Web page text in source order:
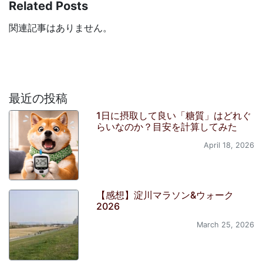
Related Posts
関連記事はありません。
最近の投稿
1日に摂取して良い「糖質」はどれぐ
らいなのか？目安を計算してみた
April 18, 2026
【感想】淀川マラソン&ウォーク
2026
March 25, 2026